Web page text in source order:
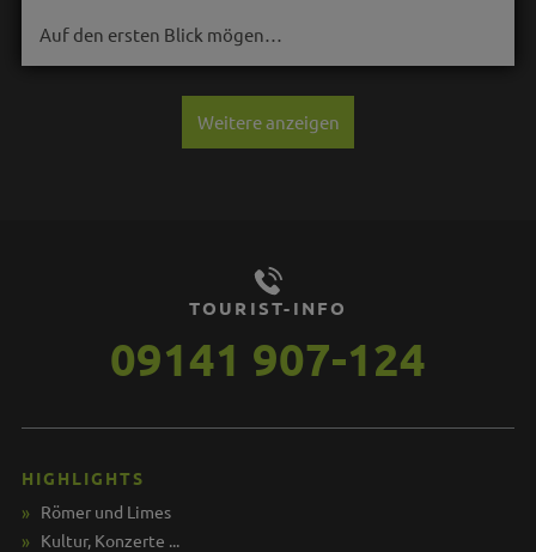
Auf den ersten Blick mögen…
Weitere anzeigen
TOURIST-INFO
09141 907-124
HIGHLIGHTS
Römer und Limes
Kultur, Konzerte ...